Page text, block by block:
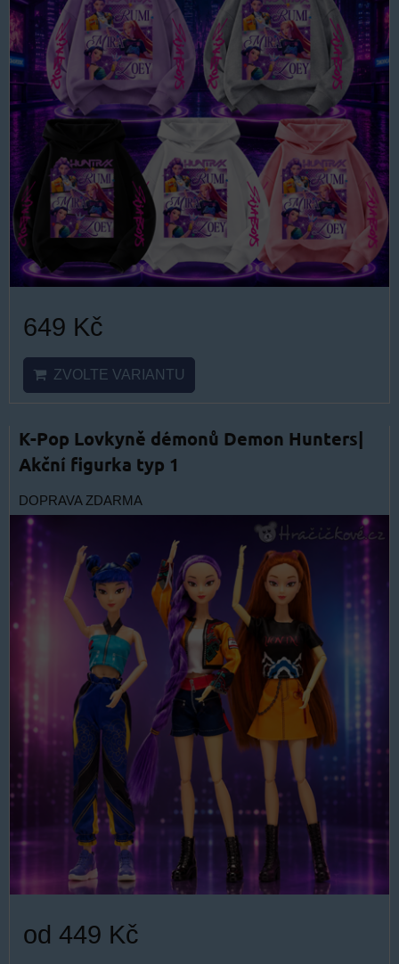
649 Kč
ZVOLTE VARIANTU
K-Pop Lovkyně démonů Demon Hunters|
Akční figurka typ 1
DOPRAVA ZDARMA
od 449 Kč